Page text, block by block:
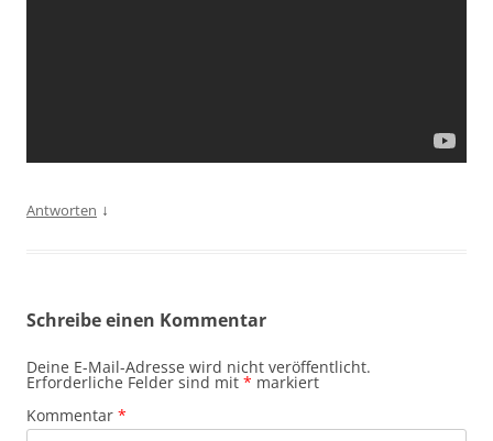
Antworten ↓
Schreibe einen Kommentar
Deine E-Mail-Adresse wird nicht veröffentlicht.
Erforderliche Felder sind mit * markiert
Kommentar *